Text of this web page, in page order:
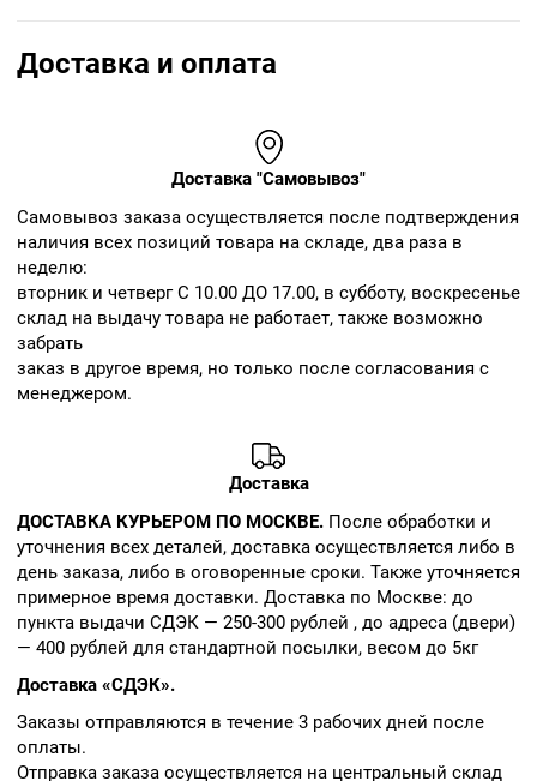
Доставка и оплата
Доставка "Самовывоз"
Cамовывоз заказа осуществляется после подтверждения
наличия всех позиций товара на складе, два раза в
неделю:
вторник и четверг С 10.00 ДО 17.00, в субботу, воскресенье
склад на выдачу товара не работает, также возможно
забрать
заказ в другое время, но только после согласования с
менеджером.
Доставка
ДОСТАВКА КУРЬЕРОМ ПО МОСКВЕ. После обработки и
уточнения всех деталей, доставка осуществляется либо в
день заказа, либо в оговоренные сроки. Также уточняется
примерное время доставки. Доставка по Москве: до
пункта выдачи СДЭК — 250-300 рублей , до адреса (двери)
— 400 рублей для стандартной посылки, весом до 5кг
Доставка «СДЭК».
Заказы отправляются в течение 3 рабочих дней после
оплаты.
Отправка заказа осуществляется на центральный склад